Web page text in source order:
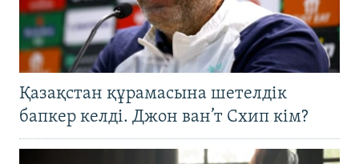
Қазақстан құрамасына шетелдік
бапкер келді. Джон ван’т Схип кім?